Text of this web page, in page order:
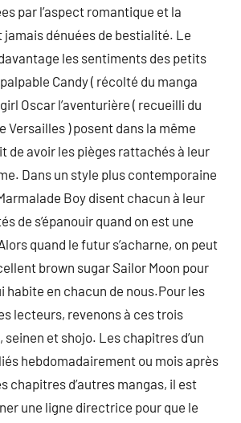
par l’aspect romantique et la
jamais dénuées de bestialité. Le
les sentiments des petits
Candy ( récolté du manga
Oscar l’aventurière ( recueilli du
Versailles ) posent dans la même
de avoir les pièges rattachés à leur
Dans un style plus contemporaine
Boy disent chacun à leur
de s’épanouir quand on est une
quand le futur s’acharne, on peut
brown sugar Sailor Moon pour
en chacun de nous.Pour les
lecteurs, revenons à ces trois
seinen et shojo. Les chapitres d’un
hebdomadairement ou mois après
chapitres d’autres mangas, il est
une ligne directrice pour que le